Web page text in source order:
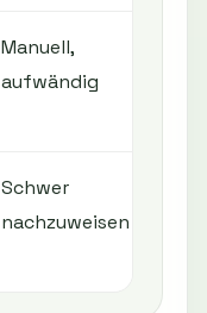
Manuell,
aufwändig
Schwer
nachzuweisen